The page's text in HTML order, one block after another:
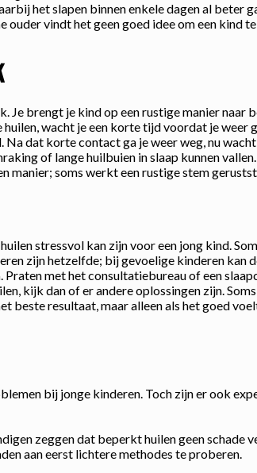
het slapen binnen enkele dagen al beter
vindt het geen goed idee om een kind
brengt je kind op een rustige manier
wacht je een korte tijd voordat je weer
dat korte contact ga je weer weg, nu
of lange huilbuien in slaap kunnen
soms werkt een rustige stem
stressvol kan zijn voor een jong kind.
zijn hetzelfde; bij gevoelige kinderen
met het consultatiebureau of een
kijk dan of er andere oplossingen zijn.
beste resultaat, maar alleen als het goed
bij jonge kinderen. Toch zijn er ook
zeggen dat beperkt huilen geen
aan eerst lichtere methodes te proberen.